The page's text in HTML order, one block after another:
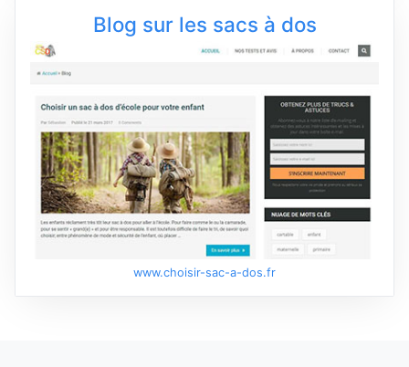
Blog sur les sacs à dos
www.choisir-sac-a-dos.fr